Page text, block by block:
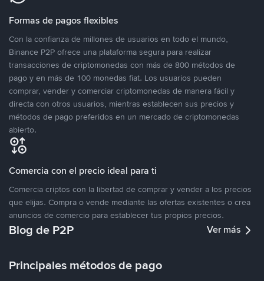
Formas de pagos flexibles
Con la confianza de millones de usuarios en todo el mundo,
Binance P2P ofrece una plataforma segura para realizar
transacciones de criptomonedas con más de 800 métodos de
pago y en más de 100 monedas fiat. Los usuarios pueden
comprar, vender y comerciar criptomonedas de manera fácil y
directa con otros usuarios, mientras establecen sus precios y
métodos de pago preferidos en un mercado de criptomonedas
abierto.
Comercia con el precio ideal para ti
Comercia criptos con la libertad de comprar y vender a los precios
que elijas. Compra o vende mediante las ofertas existentes o crea
anuncios de comercio para establecer tus propios precios.
Blog de P2P Ver más
Principales métodos de pago